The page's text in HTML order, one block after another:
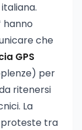
hanno
che
GPS
per
ritenersi
La
proteste tra